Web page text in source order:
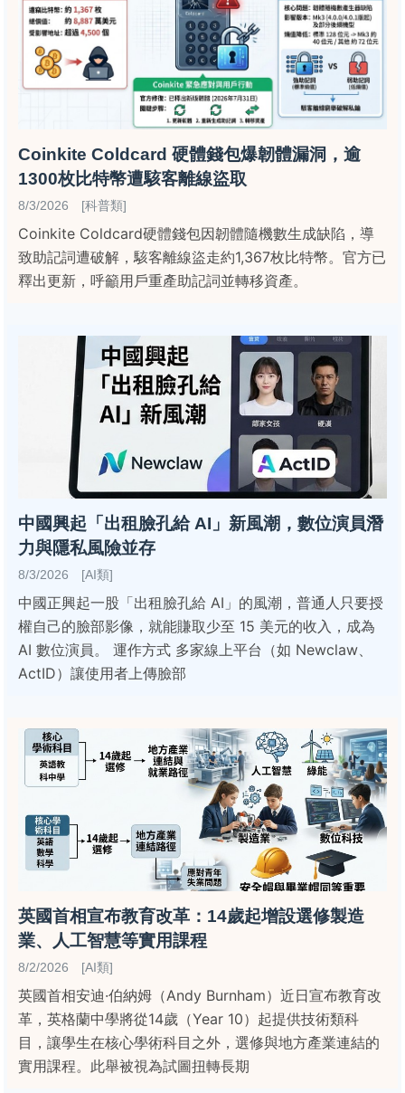
Coinkite Coldcard 硬體錢包爆韌體漏洞，逾
1300枚比特幣遭駭客離線盜取
8/3/2026 [科普類]
Coinkite Coldcard硬體錢包因韌體隨機數生成缺陷，導
致助記詞遭破解，駭客離線盜走約1,367枚比特幣。官方已
釋出更新，呼籲用戶重產助記詞並轉移資產。
中國興起「出租臉孔給 AI」新風潮，數位演員潛
力與隱私風險並存
8/3/2026 [AI類]
中國正興起一股「出租臉孔給 AI」的風潮，普通人只要授
權自己的臉部影像，就能賺取少至 15 美元的收入，成為
AI 數位演員。 運作方式 多家線上平台（如 Newclaw、
ActID）讓使用者上傳臉部
英國首相宣布教育改革：14歲起增設選修製造
業、人工智慧等實用課程
8/2/2026 [AI類]
英國首相安迪·伯納姆（Andy Burnham）近日宣布教育改
革，英格蘭中學將從14歲（Year 10）起提供技術類科
目，讓學生在核心學術科目之外，選修與地方產業連結的
實用課程。此舉被視為試圖扭轉長期